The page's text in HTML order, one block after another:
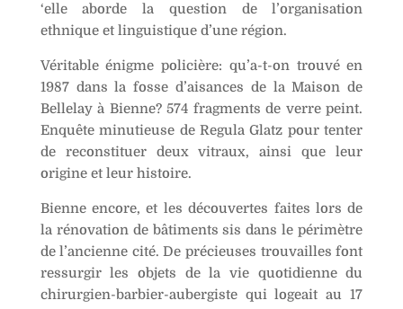
‘elle aborde la question de l’organisation
ethnique et linguistique d’une région.
Véritable énigme policière: qu’a-t-on trouvé en
1987 dans la fosse d’aisances de la Maison de
Bellelay à Bienne? 574 fragments de verre peint.
Enquête minutieuse de Regula Glatz pour tenter
de reconstituer deux vitraux, ainsi que leur
origine et leur histoire.
Bienne encore, et les découvertes faites lors de
la rénovation de bâtiments sis dans le périmètre
de l’ancienne cité. De précieuses trouvailles font
ressurgir les objets de la vie quotidienne du
chirurgien-barbier-aubergiste qui logeait au 17